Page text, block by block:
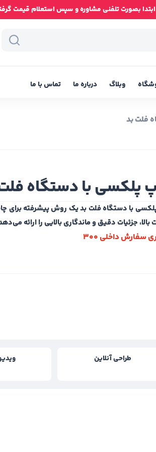
بصورت تلفنی مشاوره و سپس استعلام قیمت گرفته
وبلاگ درباره ما تماس با ما
فلت بد
پلکسی با دستگاه
با دستگاه فلت بد یک روش پیشرفته
بالا، جزئیات دقیق و ماندگاری بالایی را ارائه
سفارش داخلی 300
طراحی آنلاین